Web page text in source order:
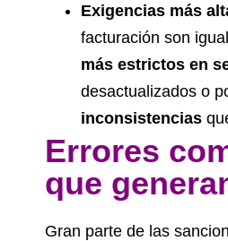
Exigencias más
facturación son
más estrictos en
desactualizados o
inconsistencias
Errores
que
Gran parte de las